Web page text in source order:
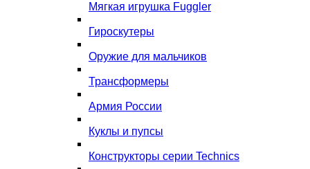
Мягкая игрушка Fuggler
Гироскутеры
Оружие для мальчиков
Трансформеры
Армия России
Куклы и пупсы
Конструкторы серии Technics